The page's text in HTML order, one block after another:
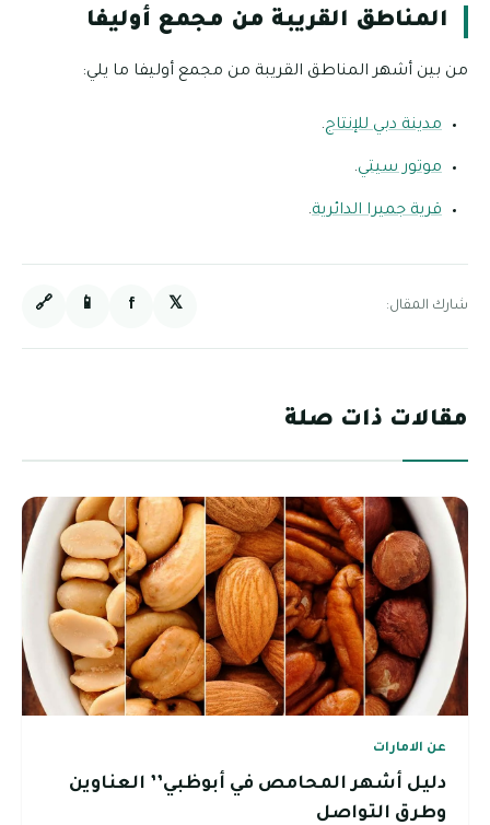
المناطق القريبة من مجمع أوليفا
من بين أشهر المناطق القريبة من مجمع أوليفا ما يلي:
مدينة دبي للإنتاج.
موتور سيتي.
قرية جميرا الدائرية.
شارك المقال: 𝕏
f
📱
🔗
مقالات ذات صلة
عن الامارات
دليل أشهر المحامص في أبوظبي’’ العناوين
وطرق التواصل